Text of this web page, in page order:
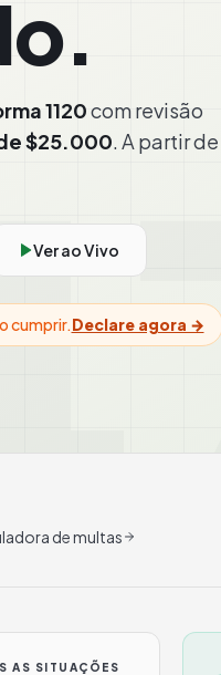
1120com revisão
$25.000. A partir de
Ver ao Vivo
cumprir.Declare agora →
de multas
AS SITUAÇÕES